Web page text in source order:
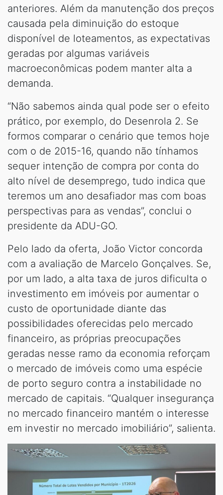
anteriores. Além da manutenção dos preços
causada pela diminuição do estoque
disponível de loteamentos, as expectativas
geradas por algumas variáveis
macroeconômicas podem manter alta a
demanda.
“Não sabemos ainda qual pode ser o efeito
prático, por exemplo, do Desenrola 2. Se
formos comparar o cenário que temos hoje
com o de 2015-16, quando não tínhamos
sequer intenção de compra por conta do
alto nível de desemprego, tudo indica que
teremos um ano desafiador mas com boas
perspectivas para as vendas”, conclui o
presidente da ADU-GO.
Pelo lado da oferta, João Victor concorda
com a avaliação de Marcelo Gonçalves. Se,
por um lado, a alta taxa de juros dificulta o
investimento em imóveis por aumentar o
custo de oportunidade diante das
possibilidades oferecidas pelo mercado
financeiro, as próprias preocupações
geradas nesse ramo da economia reforçam
o mercado de imóveis como uma espécie
de porto seguro contra a instabilidade no
mercado de capitais. “Qualquer insegurança
no mercado financeiro mantém o interesse
em investir no mercado imobiliário”, salienta.